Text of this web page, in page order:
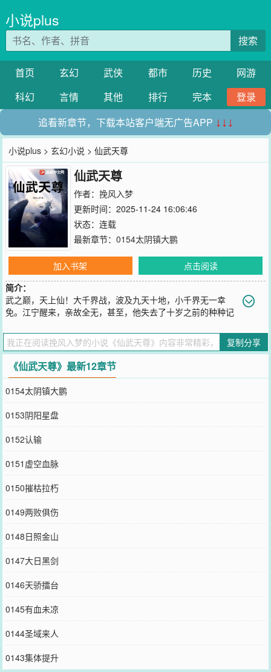
小说plus
搜索
首页 玄幻 武侠 都市 历史
网游
科幻
言情 其他 排行 完本
登录
追看新章节，下载本站客户端无广告APP ↓↓↓
小说plus >玄幻小说 > 仙武天尊
仙武天尊
作者： 挽风入梦
更新时间：2025-11-24 16:06:46
状态：连载
最新章节： 0154太阴镇大鹏
加入书架
点击阅读
简介：
武之巅，天上仙！大千界战，波及九天十地，小千界无一幸
免。江宁醒来，亲故全无，甚至，他失去了十岁之前的种种记
升修为，将一切寻回。
您要是觉得《仙武天尊》还不错的话请不要忘记向您QQ群和微博微信
里的朋友推荐哦！
复制分享
《仙武天尊》最新12章节
0154太阴镇大鹏
0153阴阳星盘
0152认输
0151虚空血脉
0150摧枯拉朽
0149两败俱伤
0148日照金山
0147大日黑剑
0146天骄擂台
0145有血未凉
0144圣域来人
0143集体提升